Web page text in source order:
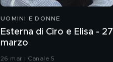
UOMINI E DONNE
Esterna di Ciro e Elisa - 27
marzo
26 mar | Canale 5